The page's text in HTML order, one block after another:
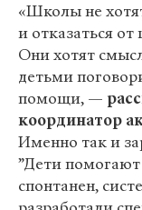
«Школы не
и отказаться
Они хотят
детьми
помощи, —
координатор
Именно так и
”Дети
спонтанен,